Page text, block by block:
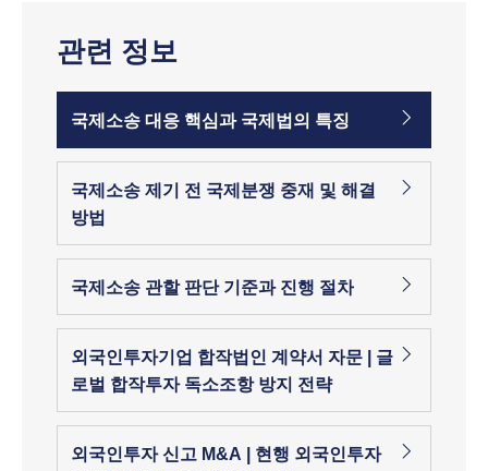
관련 정보
국제소송 대응 핵심과 국제법의 특징
국제소송 제기 전 국제분쟁 중재 및 해결
방법
국제소송 관할 판단 기준과 진행 절차
외국인투자기업 합작법인 계약서 자문 | 글
로벌 합작투자 독소조항 방지 전략
외국인투자 신고 M&A | 현행 외국인투자